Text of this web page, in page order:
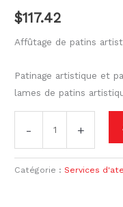
$117.42
Affûtage de patins
Patinage artistique et
lames de patins
- +
Catégorie :Services